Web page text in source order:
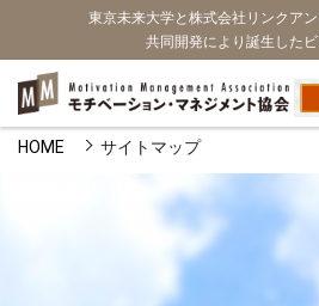
東京未来大学と株式会社リンクア
共同開発により誕生した
HOME サイトマップ